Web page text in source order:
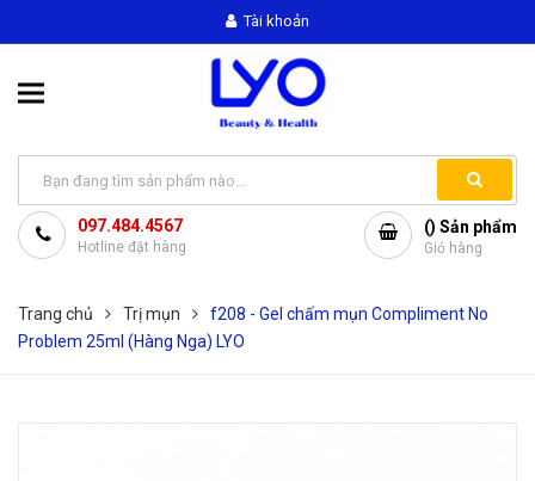
Tài khoản
097.484.4567
Hotline đặt hàng
() Sản phẩm
Giỏ hàng
Trang chủ Trị mụn
f208 - Gel chấm mụn Compliment No
Problem 25ml (Hàng Nga) LYO